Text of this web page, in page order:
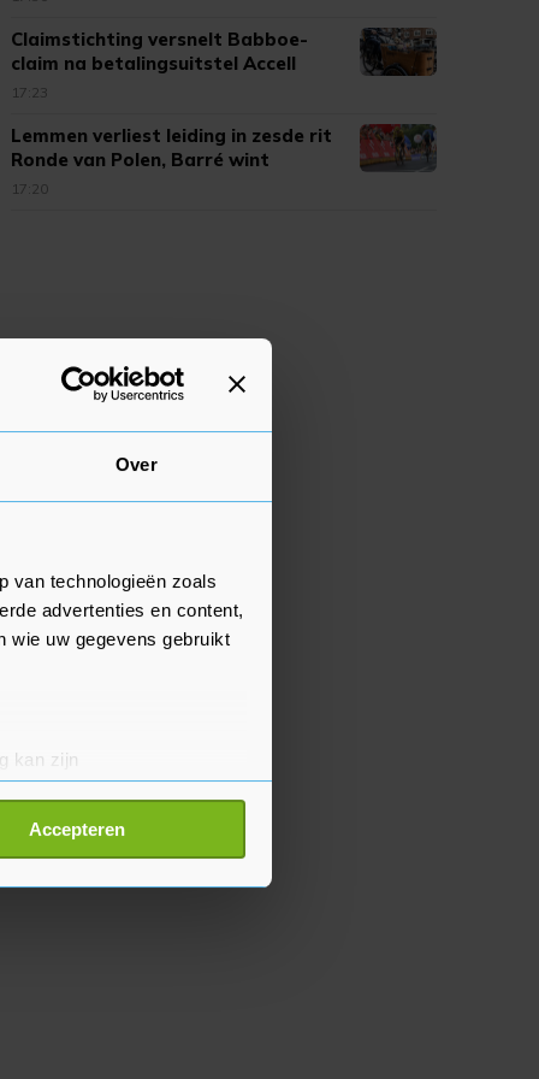
Over
van technologieën zoals
advertenties en content,
wie uw gegevens gebruikt
kan zijn
detailgedeelte
Accepteren
Claimstichting versnelt Babboe-
claim na betalingsuitstel Accell
17:23
Lemmen verliest leiding in zesde rit
Ronde van Polen, Barré wint
17:20